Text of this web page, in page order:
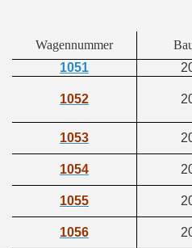
Wagennummer
1051
1052
1053
1054
1055
1056